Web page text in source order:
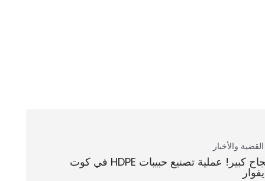
القضية والأخبار
نجاح كبير! عملية تصنيع حبيبات HDPE في كوت